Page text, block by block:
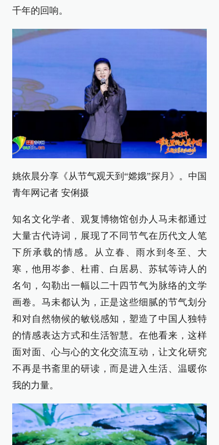
千年的回响。
姚依晨分享《从节气观天到“嫦娥”探月》。中国
青年网记者 安俐摄
知名文化学者、观复博物馆创办人马未都通过
大量古代诗词，展现了不同节气在历代文人笔
下所承载的情感。从立春、雨水到冬至、大
寒，他用岑参、杜甫、白居易、苏轼等诗人的
名句，勾勒出一幅以二十四节气为脉络的文学
画卷。马未都认为，正是这些细腻的节气划分
和对自然物候的敏锐感知，塑造了中国人独特
的情感表达方式和生活智慧。在他看来，这样
面对面、心与心的文化交流互动，让文化研究
不再是书斋里的研读，而是进入生活、温暖你
我的力量。